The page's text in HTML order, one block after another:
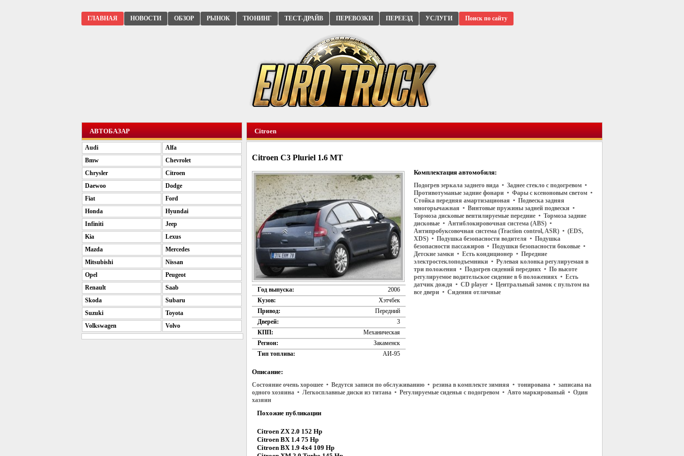
ГЛАВНАЯ НОВОСТИ ОБЗОР РЫНОК ТЮНИНГ ТЕСТ-ДРАЙВ ПЕРЕВОЗКИ ПЕРЕЕЗД УСЛУГИ Поиск по сайту
Citroen
Citroen C3 Pluriel 1.6 MT
Год выпуска:
2006
Кузов:
Хэтчбек
Привод:
Передний
Дверей:
3
КПП:
Механическая
Регион:
Закаменск
Тип топлива:
АИ-95
Комплектация автомобиля:
Подогрев зеркала заднего вида • Заднее стекло с подогревом •
Противотуманые задние фонари • Фары с ксеноновым светом •
Стойка передняя амартизационая • Подвеска задняя
многорычажная • Винтовые пружины задней подвески •
Тормоза дисковые вентилируемые передние • Тормоза задние
дисковые • Антиблокировочная система (ABS) •
Антипробуксовочная система (Traction control, ASR) • (EDS,
XDS) • Подушка безопасности водителя • Подушка
безопасности пассажиров • Подушки безопасности боковые •
Детские замки • Есть кондиционер • Передние
электростеклоподъемники • Рулевая колонка регулируемая в
три положения • Подогрев сидений передних • По высоте
регулируемое водительское сидение в 6 положениях • Есть
датчик дождя • CD player • Центральный замок с пультом на
все двери • Сидения отличные
Описание:
Состояние очень хорошее • Ведутся записи по обслуживанию • резина в комплекте зимняя • тонирована • записана на
одного хозяина • Легкосплавные диски из титана • Регулируемые сиденья с подогревом • Авто маркированый • Один
хазяин
Похожие публикации
Citroen ZX 2.0 152 Hp
Citroen BX 1.4 75 Hp
Citroen BX 1.9 4x4 109 Hp
АВТОБАЗАР
Audi
Alfa
Bmw
Chevrolet
Chrysler
Citroen
Daewoo
Dodge
Fiat
Ford
Honda
Hyundai
Infiniti
Jeep
Kia
Lexus
Mazda
Mercedes
Mitsubishi
Nissan
Opel
Peugeot
Renault
Saab
Skoda
Subaru
Suzuki
Toyota
Volkswagen
Volvo